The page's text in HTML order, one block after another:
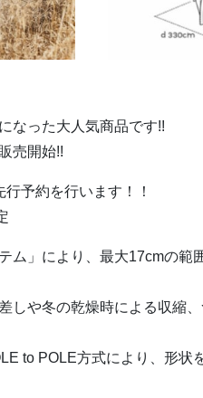
なった大人気商品です!!
売開始!!
予約を行います！！
ム」により、最大17cmの範
しや冬の乾燥時による収縮
to POLE方式により、形状